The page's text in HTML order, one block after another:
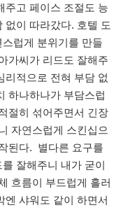
주고 페이스 조절도 능
없이 따라갔다. 호텔 도
럽게 분위기를 만들
가씨가 리드도 잘해주
리적으로 전혀 부담 없
하나하나가 부담스럽
절히 섞어주면서 긴장
자연스럽게 스킨십으
된다. 별다른 요구를
잘해주니 내가 굳이
흐름이 부드럽게 흘러
엔 샤워도 같이 하면서